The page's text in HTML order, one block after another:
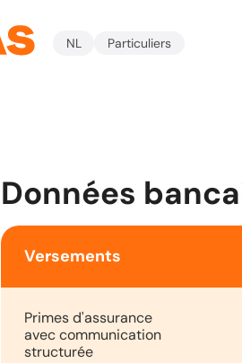
NL Particuliers
Données
Versements
Primes d'assurance
avec communication
structurée